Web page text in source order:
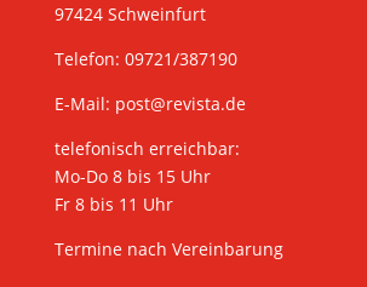
97424 Schweinfurt
Telefon: 09721/387190
E-Mail: post@revista.de
telefonisch erreichbar:
Mo-Do 8 bis 15 Uhr
Fr 8 bis 11 Uhr
Termine nach Vereinbarung